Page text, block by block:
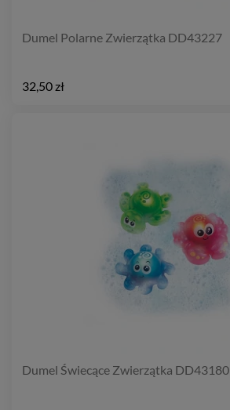
Dumel Polarne Zwierzątka DD43227
32,50 zł
Dumel Świecące Zwierzątka DD43180